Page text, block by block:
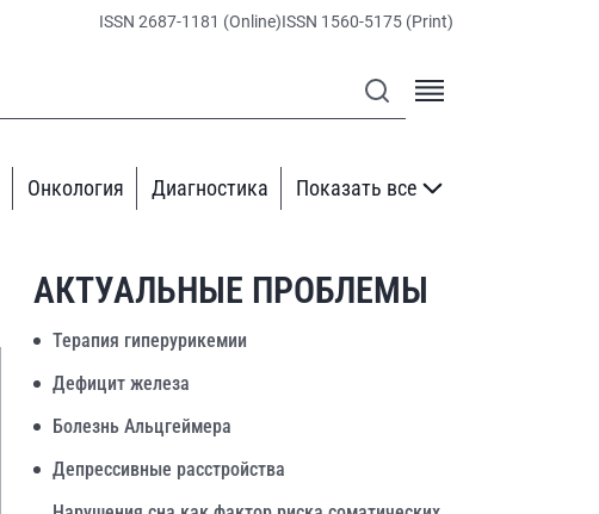
ISSN 2687-1181 (Online)ISSN 1560-5175 (Print)
Онкология Диагностика Показать все
АКТУАЛЬНЫЕ ПРОБЛЕМЫ
Терапия гиперурикемии
Дефицит железа
Болезнь Альцгеймера
Депрессивные расстройства